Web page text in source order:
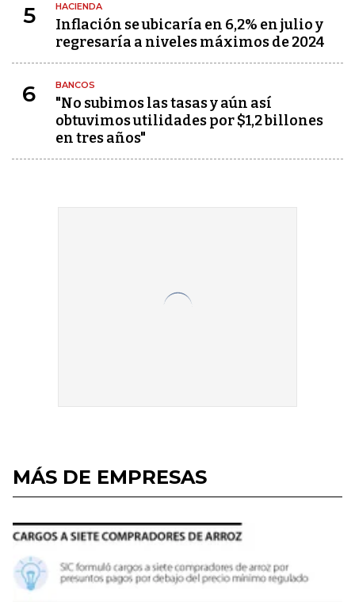
5 HACIENDA
Inflación se ubicaría en 6,2% en julio y
regresaría a niveles máximos de 2024
6 BANCOS
"No subimos las tasas y aún así
obtuvimos utilidades por $1,2 billones
en tres años"
MÁS DE EMPRESAS